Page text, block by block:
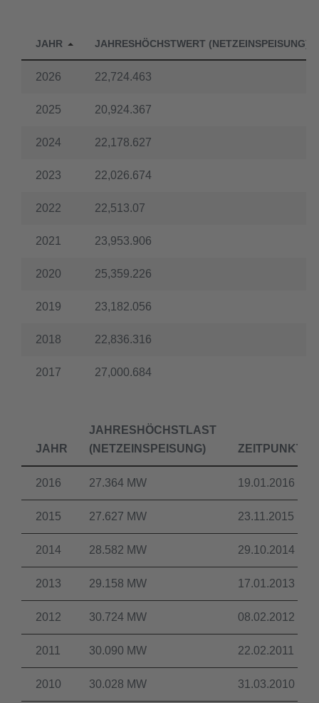
JAHR JAHRESHÖCHSTWERT (NETZEINSPEISUNG)
2026 22,724.463
2025 20,924.367
2024 22,178.627
2023 22,026.674
2022 22,513.07
2021 23,953.906
2020 25,359.226
2019 23,182.056
2018 22,836.316
2017 27,000.684
JAHR
JAHRESHÖCHSTLAST
(NETZEINSPEISUNG)
ZEITPUNKT
2016 27.364 MW 19.01.2016
2015 27.627 MW 23.11.2015
2014 28.582 MW 29.10.2014
2013 29.158 MW 17.01.2013
2012 30.724 MW 08.02.2012
2011 30.090 MW 22.02.2011
2010 30.028 MW 31.03.2010